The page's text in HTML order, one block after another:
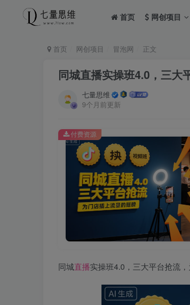
首页 网创项目
首页 网创项目 冒泡网 正文
同城直播实操班4.0，三大
七量思维
9个月前更新
付费资源
同城直播实操班4.0，三大平台抢流，